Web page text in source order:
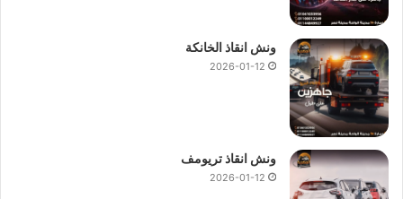
ونش انقاذ الخانكة
2026-01-12
ونش انقاذ تريومف
2026-01-12